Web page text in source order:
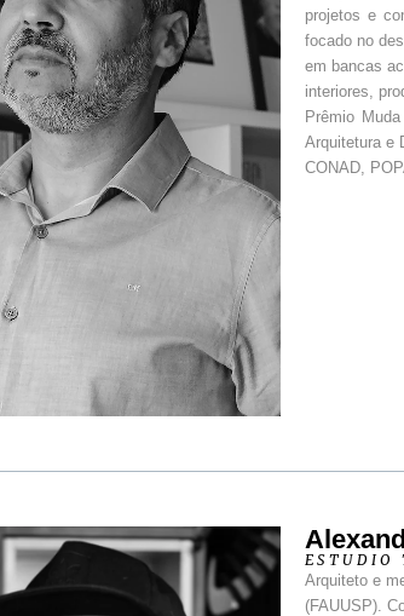
projetos e
focado no
em bancas
interiores,
Prêmio
Arquitetura e
CONAD,
ESTUDIO
Arquiteto e
(FAUUSP).